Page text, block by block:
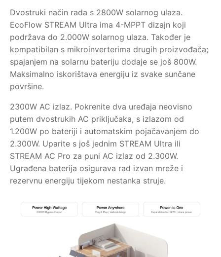
Dvostruki način rada s 2800W solarnog ulaza.
EcoFlow STREAM Ultra ima 4-MPPT dizajn koji
podržava do 2.000W solarnog ulaza. Također je
kompatibilan s mikroinverterima drugih proizvođača;
spajanjem na solarnu bateriju dodaje se još 800W.
Maksimalno iskorištava energiju iz svake sunčane
površine.
2300W AC izlaz. Pokrenite dva uređaja neovisno
putem dvostrukih AC priključaka, s izlazom od
1.200W po bateriji i automatskim pojačavanjem do
2.300W. Uparite s još jednim STREAM Ultra ili
STREAM AC Pro za puni AC izlaz od 2.300W.
Ugrađena baterija osigurava rad izvan mreže i
rezervnu energiju tijekom nestanka struje.